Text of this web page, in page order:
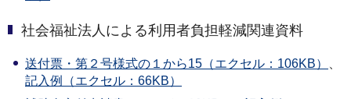
社会福祉法人による利用者負担軽減関連資料
送付票・第２号様式の１から15（エクセル：106KB）
記入例（エクセル：66KB）